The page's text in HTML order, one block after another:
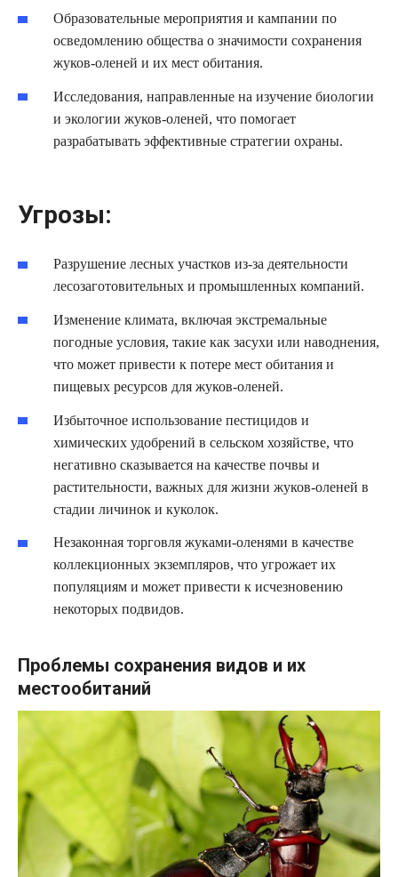
Образовательные мероприятия и кампании по
осведомлению общества о значимости сохранения
жуков-оленей и их мест обитания.
Исследования, направленные на изучение биологии
и экологии жуков-оленей, что помогает
разрабатывать эффективные стратегии охраны.
Угрозы:
Разрушение лесных участков из-за деятельности
лесозаготовительных и промышленных компаний.
Изменение климата, включая экстремальные
погодные условия, такие как засухи или наводнения,
что может привести к потере мест обитания и
пищевых ресурсов для жуков-оленей.
Избыточное использование пестицидов и
химических удобрений в сельском хозяйстве, что
негативно сказывается на качестве почвы и
растительности, важных для жизни жуков-оленей в
стадии личинок и куколок.
Незаконная торговля жуками-оленями в качестве
коллекционных экземпляров, что угрожает их
популяциям и может привести к исчезновению
некоторых подвидов.
Проблемы сохранения видов и их
местообитаний